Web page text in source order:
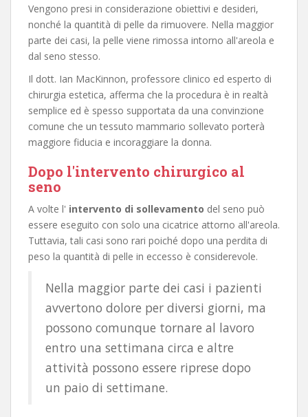
Vengono presi in considerazione obiettivi e desideri,
nonché la quantità di pelle da rimuovere. Nella maggior
parte dei casi, la pelle viene rimossa intorno all'areola e
dal seno stesso.
Il dott. Ian MacKinnon, professore clinico ed esperto di
chirurgia estetica, afferma che la procedura è in realtà
semplice ed è spesso supportata da una convinzione
comune che un tessuto mammario sollevato porterà
maggiore fiducia e incoraggiare la donna.
Dopo l'intervento chirurgico al
seno
A volte l' intervento di sollevamento del seno può
essere eseguito con solo una cicatrice attorno all'areola.
Tuttavia, tali casi sono rari poiché dopo una perdita di
peso la quantità di pelle in eccesso è considerevole.
Nella maggior parte dei casi i pazienti
avvertono dolore per diversi giorni, ma
possono comunque tornare al lavoro
entro una settimana circa e altre
attività possono essere riprese dopo
un paio di settimane.